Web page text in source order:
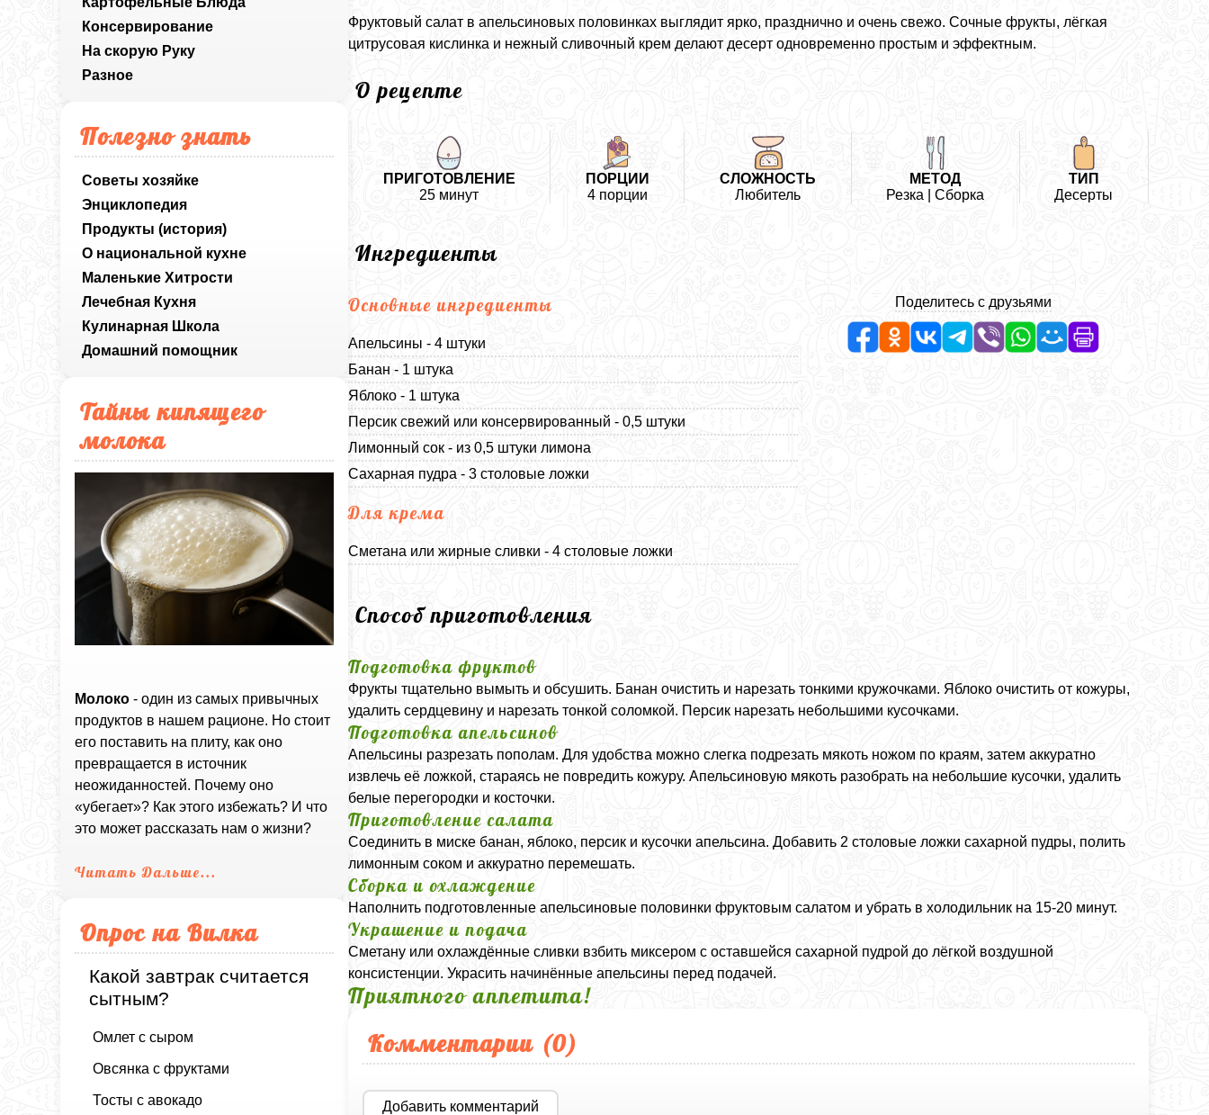
Консервирование
На скорую Руку
Разное
Полезно знать
Советы хозяйке
Энциклопедия
Продукты (история)
О национальной кухне
Маленькие Хитрости
Лечебная Кухня
Кулинарная Школа
Домашний помощник
Тайны кипящего
молока
Молоко - один из самых привычных
продуктов в нашем рационе. Но стоит
его поставить на плиту, как оно
превращается в источник
неожиданностей. Почему оно
«убегает»? Как этого избежать? И что
это может рассказать нам о жизни?
Читать Дальше...
Опрос на Вилка
Какой завтрак считается
сытным?
Омлет с сыром
Овсянка с фруктами
Тосты с авокадо
Фруктовый салат в апельсиновых половинках выглядит ярко, празднично и очень свежо. Сочные фрукты, лёгкая
цитрусовая кислинка и нежный сливочный крем делают десерт одновременно простым и эффектным.
О рецепте
ПРИГОТОВЛЕНИЕ
25 минут
ПОРЦИИ
4 порции
СЛОЖНОСТЬ
Любитель
МЕТОД
Резка | Сборка
ТИП
Десерты
Ингредиенты
Основные ингредиенты
Апельсины - 4 штуки
Банан - 1 штука
Яблоко - 1 штука
Персик свежий или консервированный - 0,5 штуки
Лимонный сок - из 0,5 штуки лимона
Сахарная пудра - 3 столовые ложки
Для крема
Сметана или жирные сливки - 4 столовые ложки
Поделитесь с друзьями
Способ приготовления
Подготовка фруктов
Фрукты тщательно вымыть и обсушить. Банан очистить и нарезать тонкими кружочками. Яблоко очистить от кожуры,
удалить сердцевину и нарезать тонкой соломкой. Персик нарезать небольшими кусочками.
Подготовка апельсинов
Апельсины разрезать пополам. Для удобства можно слегка подрезать мякоть ножом по краям, затем аккуратно
извлечь её ложкой, стараясь не повредить кожуру. Апельсиновую мякоть разобрать на небольшие кусочки, удалить
белые перегородки и косточки.
Приготовление салата
Соединить в миске банан, яблоко, персик и кусочки апельсина. Добавить 2 столовые ложки сахарной пудры, полить
лимонным соком и аккуратно перемешать.
Сборка и охлаждение
Наполнить подготовленные апельсиновые половинки фруктовым салатом и убрать в холодильник на 15-20 минут.
Украшение и подача
Сметану или охлаждённые сливки взбить миксером с оставшейся сахарной пудрой до лёгкой воздушной
консистенции. Украсить начинённые апельсины перед подачей.
Приятного аппетита!
Комментарии (0)
Добавить комментарий